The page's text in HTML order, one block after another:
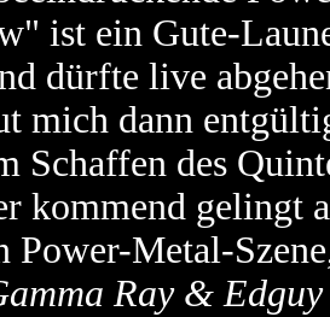
ist ein Gute-
dürfte live
mich dann
Schaffen des
kommend gelingt
Power-Metal-
Ray & Edguy